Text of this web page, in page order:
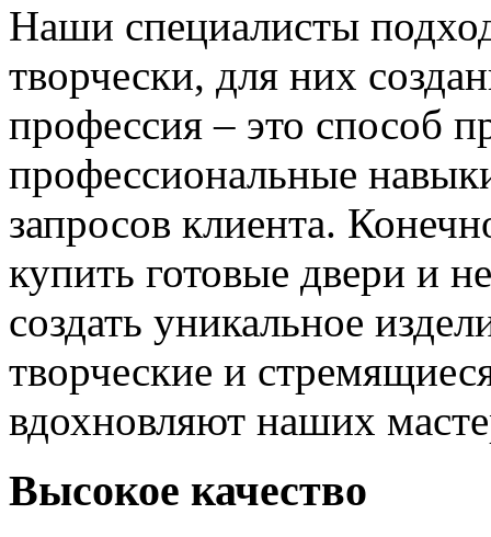
Наши специалисты
творчески, для них
профессия – это способ
профессиональные
запросов клиента.
купить готовые двери и
создать уникальное
творческие и
вдохновляют наших
Высокое качество